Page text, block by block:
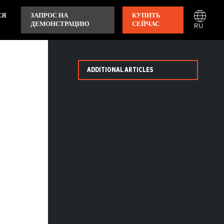
ЗАПРОС НА
ДЕМОНСТРАЦИЮ
КУПИТЬ
СЕЙЧАС
RU
ADDITIONAL ARTICLES